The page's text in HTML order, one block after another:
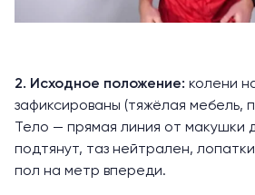
2. Исходное положение: колени
зафиксированы (тяжёлая мебель,
Тело — прямая линия от макушки
подтянут, таз нейтрален,
пол на метр впереди.